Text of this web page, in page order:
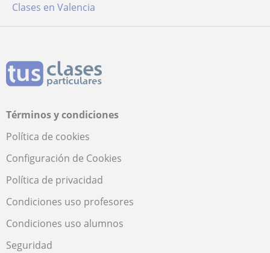
Clases en Valencia
Términos y condiciones
Política de cookies
Configuración de Cookies
Política de privacidad
Condiciones uso profesores
Condiciones uso alumnos
Seguridad